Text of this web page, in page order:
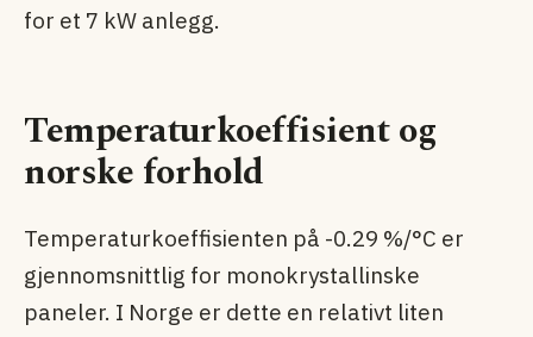
for et 7 kW anlegg.
Temperaturkoeffisient og
norske forhold
Temperaturkoeffisienten på -0.29 %/°C er
gjennomsnittlig for monokrystallinske
paneler. I Norge er dette en relativt liten